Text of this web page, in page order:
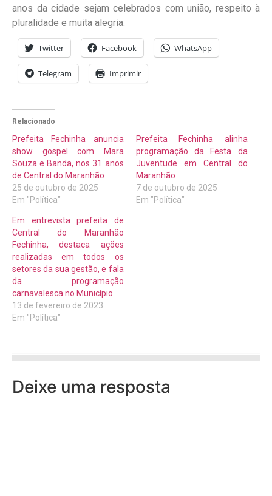
anos da cidade sejam celebrados com união, respeito à
pluralidade e muita alegria.
Twitter Facebook WhatsApp
Telegram Imprimir
Relacionado
Prefeita Fechinha anuncia
show gospel com Mara
Souza e Banda, nos 31 anos
de Central do Maranhão
25 de outubro de 2025
Em "Política"
Prefeita Fechinha alinha
programação da Festa da
Juventude em Central do
Maranhão
7 de outubro de 2025
Em "Política"
Em entrevista prefeita de
Central do Maranhão
Fechinha, destaca ações
realizadas em todos os
setores da sua gestão, e fala
da programação
carnavalesca no Município
13 de fevereiro de 2023
Em "Política"
Deixe uma resposta